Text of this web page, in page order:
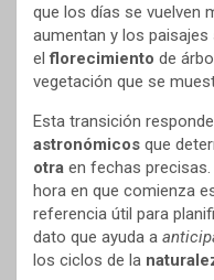
que los días se vuelven
aumentan y los
elflorecimiento de
vegetación que se
Esta transición
astronómicos que
otra en fechas
hora en que comienza
referencia útil para
dato que ayuda a
los ciclos de la